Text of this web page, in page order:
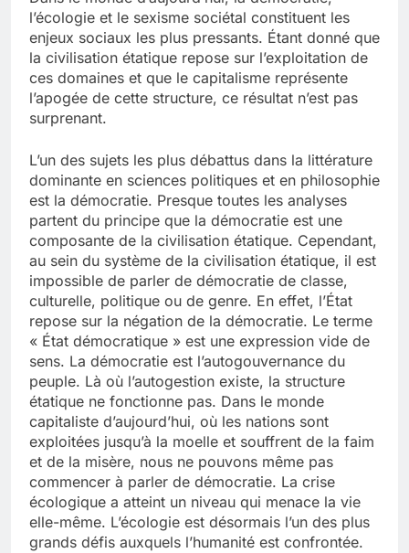
l’écologie et le sexisme sociétal constituent les
enjeux sociaux les plus pressants. Étant donné que
la civilisation étatique repose sur l’exploitation de
ces domaines et que le capitalisme représente
l’apogée de cette structure, ce résultat n’est pas
surprenant.
L’un des sujets les plus débattus dans la littérature
dominante en sciences politiques et en philosophie
est la démocratie. Presque toutes les analyses
partent du principe que la démocratie est une
composante de la civilisation étatique. Cependant,
au sein du système de la civilisation étatique, il est
impossible de parler de démocratie de classe,
culturelle, politique ou de genre. En effet, l’État
repose sur la négation de la démocratie. Le terme
« État démocratique » est une expression vide de
sens. La démocratie est l’autogouvernance du
peuple. Là où l’autogestion existe, la structure
étatique ne fonctionne pas. Dans le monde
capitaliste d’aujourd’hui, où les nations sont
exploitées jusqu’à la moelle et souffrent de la faim
et de la misère, nous ne pouvons même pas
commencer à parler de démocratie. La crise
écologique a atteint un niveau qui menace la vie
elle-même. L’écologie est désormais l’un des plus
grands défis auxquels l’humanité est confrontée.